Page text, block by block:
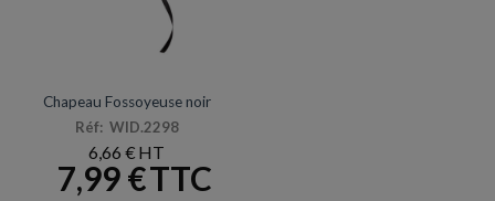
Chapeau Fossoyeuse noir
Réf: WID.2298
6,66 €
7,99€